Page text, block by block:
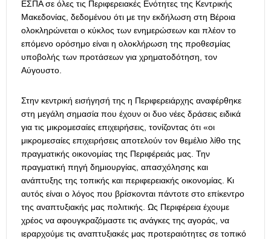
ΕΣΠΑ σε όλες τις Περιφερειακές Ενότητες της Κεντρικής
Μακεδονίας, δεδομένου ότι με την εκδήλωση στη Βέροια
ολοκληρώνεται ο κύκλος των ενημερώσεων και πλέον το
επόμενο ορόσημο είναι η ολοκλήρωση της προθεσμίας
υποβολής των προτάσεων για χρηματοδότηση, τον
Αύγουστο.
Στην κεντρική εισήγησή της η Περιφερειάρχης αναφέρθηκε
στη μεγάλη σημασία που έχουν οι δυο νέες δράσεις ειδικά
για τις μικρομεσαίες επιχειρήσεις, τονίζοντας ότι «οι
μικρομεσαίες επιχειρήσεις αποτελούν τον θεμέλιο λίθο της
πραγματικής οικονομίας της Περιφέρειάς μας. Την
πραγματική πηγή δημιουργίας, απασχόλησης και
ανάπτυξης της τοπικής και περιφερειακής οικονομίας. Κι
αυτός είναι ο λόγος που βρίσκονται πάντοτε στο επίκεντρο
της αναπτυξιακής μας πολιτικής. Ως Περιφέρεια έχουμε
χρέος να αφουγκραζόμαστε τις ανάγκες της αγοράς, να
ιεραρχούμε τις αναπτυξιακές μας προτεραιότητες σε τοπικό